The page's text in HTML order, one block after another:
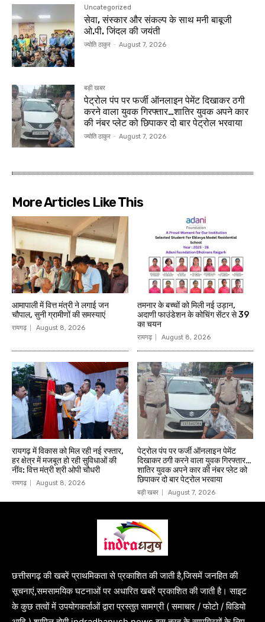
Uncategorized
सेवा, संस्कार और संकल्प के साथ मनी बाबूजी
ओ.पी. जिंदल की जयंती
ज्योति ठाकुर - August 7, 2026
बड़ी खबर
पेट्रोल पंप पर फर्जी ऑनलाइन पेमेंट दिखाकर ठगी
करने वाला युवक गिरफ्तार…शातिर युवक अपने कार
की नंबर प्लेट को छिपाकर दो बार पेट्रोल भरवाया
ज्योति ठाकुर - August 7, 2026
More Articles Like This
आमापाली में वित्त मंत्री ने लगाई जन
चौपाल, सुनी ग्रामीणों की समस्याएं
रायगढ़ August 8, 2026
तमनार के बच्चों को मिली नई उड़ान,
अदाणी फाउंडेशन के कोचिंग सेंटर से 39
का चयन
रायगढ़ August 8, 2026
रायगढ़ में विकास को मिल रही नई रफ्तार,
हर क्षेत्र में मजबूत हो रही सुविधाओं की
नींव: वित्त मंत्री श्री ओपी चौधरी
रायगढ़ August 8, 2026
पेट्रोल पंप पर फर्जी ऑनलाइन पेमेंट
दिखाकर ठगी करने वाला युवक गिरफ्तार…
शातिर युवक अपने कार की नंबर प्लेट को
छिपाकर दो बार पेट्रोल भरवाया
बड़ी खबर August 7, 2026
छत्तीसगढ़ की खबरें प्राथमिकता से प्रकाशित की जाती है,जिसमें जनहित की
सूचनाएं,समसामयिक घटनाओं पर अधारित खबरें प्रकाशित की जाती है। साइट
के कुछ तत्वों में उपयोगकर्ताओं द्वारा प्रस्तुत सामग्री ( समाचार / फोटो / विडियो